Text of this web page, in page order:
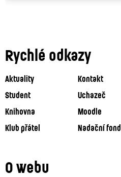
Rychlé odkazy
Aktuality Kontakt
Student
Uchazeč
Knihovna
Moodle
Klub přátel
Nadační fond
O webu